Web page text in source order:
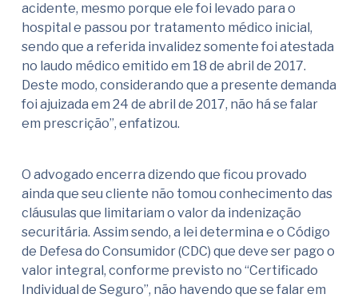
acidente, mesmo porque ele foi levado para o
hospital e passou por tratamento médico inicial,
sendo que a referida invalidez somente foi atestada
no laudo médico emitido em 18 de abril de 2017.
Deste modo, considerando que a presente demanda
foi ajuizada em 24 de abril de 2017, não há se falar
em prescrição”, enfatizou.
O advogado encerra dizendo que ficou provado
ainda que seu cliente não tomou conhecimento das
cláusulas que limitariam o valor da indenização
securitária. Assim sendo, a lei determina e o Código
de Defesa do Consumidor (CDC) que deve ser pago o
valor integral, conforme previsto no “Certificado
Individual de Seguro”, não havendo que se falar em